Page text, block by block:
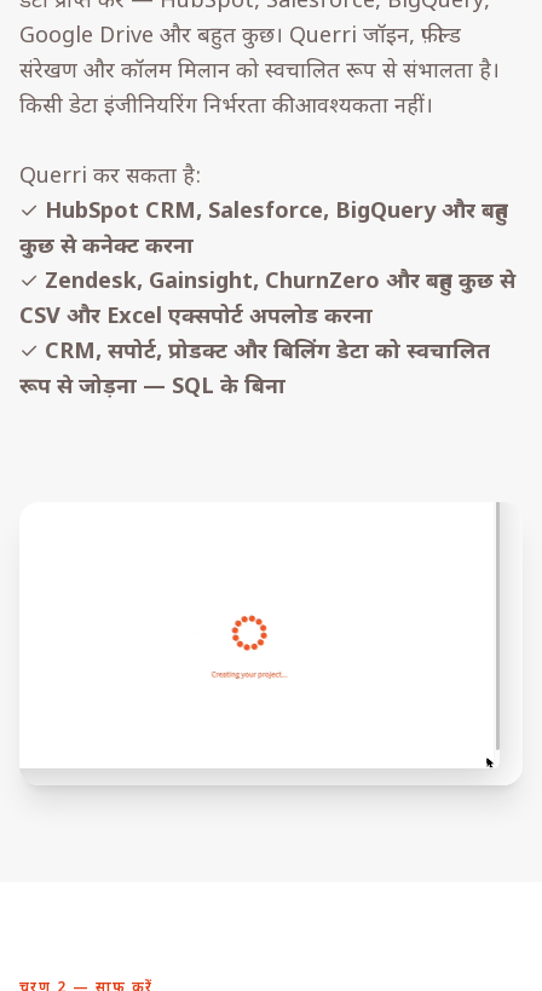
Google Drive और बहुत कुछ। Querri जॉइन, फ़ील्ड
संरेखण और कॉलम मिलान को स्वचालित रूप से संभालता है।
किसी डेटा इंजीनियरिंग निर्भरता की आवश्यकता नहीं।
Querri कर सकता है:
✓ HubSpot CRM, Salesforce, BigQuery और बहुत
कुछ से कनेक्ट करना
✓ Zendesk, Gainsight, ChurnZero और बहुत कुछ से
CSV और Excel एक्सपोर्ट अपलोड करना
✓ CRM, सपोर्ट, प्रोडक्ट और बिलिंग डेटा को स्वचालित
रूप से जोड़ना — SQL के बिना